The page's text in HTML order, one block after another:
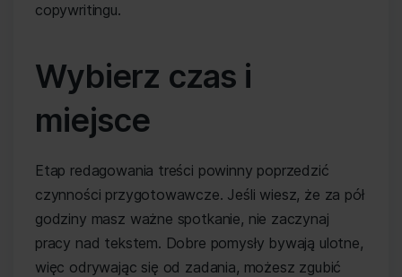
copywritingu.
Wybierz czas i
miejsce
Etap redagowania treści powinny poprzedzić
czynności przygotowawcze. Jeśli wiesz, że za pół
godziny masz ważne spotkanie, nie zaczynaj
pracy nad tekstem. Dobre pomysły bywają ulotne,
więc odrywając się od zadania, możesz zgubić